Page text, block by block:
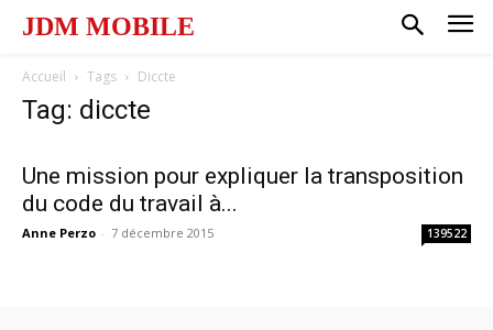
JDM MOBILE
Accueil Tags Diccte
Tag: diccte
Une mission pour expliquer la transposition
du code du travail à...
Anne Perzo - 7 décembre 2015 139522